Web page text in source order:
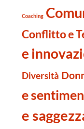
Coaching
Conflitto e
e
Diversità
e
e